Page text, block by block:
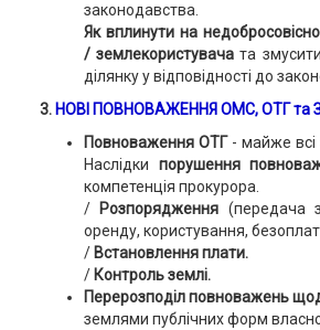
законодавства.
Як вплинути на
/ землекористувачата
ділянку у відповідності до
3. НОВІ ПОВНОВАЖЕННЯ ОМС, ОТГ та
Повноваження ОТГ- майже всі
Наслідки порушення
компетенція прокурора.
/
Розпорядження (передача
оренду, користування,
/ Встановлення плати.
/ Контроль землі.
Перерозподіл повноважень
землями публічних форм